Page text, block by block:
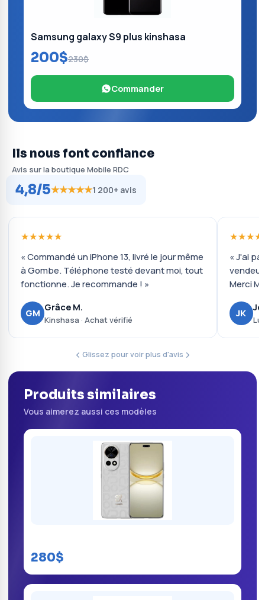
Samsung galaxy S9 plus kinshasa
200$230$
Commander
Ils nous font confiance
Avis sur la boutique Mobile RDC
4,8/5★★★★★1 200+ avis
★★★★★
« Commandé un iPhone 13, livré le jour même
à Gombe. Téléphone testé devant moi, tout
fonctionne. Je recommande ! »
GM Grâce M.
Kinshasa · Achat vérifié
« J'ai
Merci
JK
Glissez pour voir plus d'avis
Produits similaires
Vous aimerez aussi ces modèles
280$